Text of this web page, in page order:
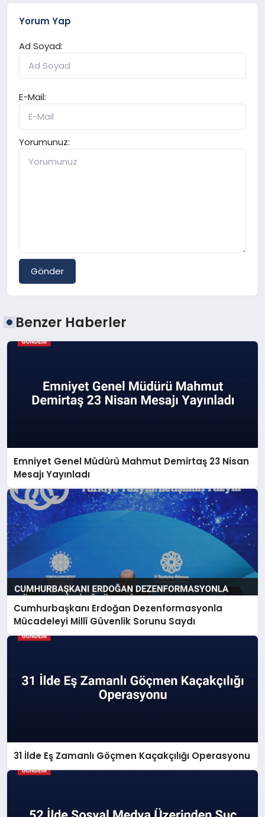
Yorum Yap
Ad Soyad:
E-Mail:
Yorumunuz:
Gönder
Benzer Haberler
Emniyet Genel Müdürü Mahmut Demirtaş 23 Nisan
Mesajı Yayınladı
Cumhurbaşkanı Erdoğan Dezenformasyonla
Mücadeleyi Millî Güvenlik Sorunu Saydı
31 İlde Eş Zamanlı Göçmen Kaçakçılığı Operasyonu